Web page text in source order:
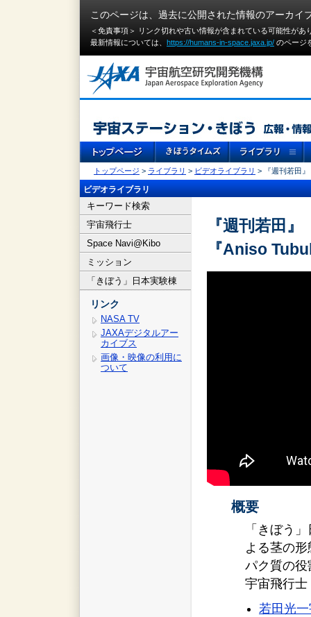
このページは、過去に公開された情報のアーカイ
＜免責事項＞ リンク切れや古い情報が含まれている可能性が
最新情報については、 https://humans-in-space.jaxa.jp/ のページ
トップページ > ライブラリ > ビデオライブラリ > 『週刊若田
ビデオライブラリ
キーワード検索
宇宙飛行士
Space Navi@Kibo
ミッション
「きぼう」日本実験棟
リンク
NASA TV
JAXAデジタルアー
カイブス
画像・映像の利用に
ついて
『週刊若田
『Aniso
概要
「きぼう
よる茎の
パク質の
宇宙飛行士
若田光